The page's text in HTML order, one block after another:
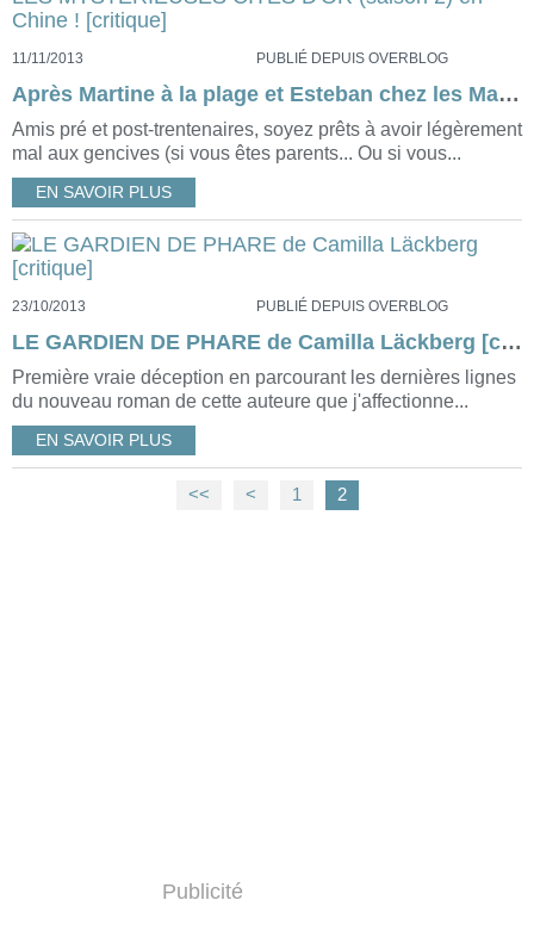
11/11/2013 PUBLIÉ DEPUIS OVERBLOG
Après Martine à la plage et Esteban chez les Maya, LES MYSTERIEUSES CITÉS D'OR (saison 2) en Chine ! [critique]
Amis pré et post-trentenaires, soyez prêts à avoir légèrement
mal aux gencives (si vous êtes parents... Ou si vous...
EN SAVOIR PLUS
23/10/2013 PUBLIÉ DEPUIS OVERBLOG
LE GARDIEN DE PHARE de Camilla Läckberg [critique]
Première vraie déception en parcourant les dernières lignes
du nouveau roman de cette auteure que j'affectionne...
EN SAVOIR PLUS
<< < 1 2
Publicité